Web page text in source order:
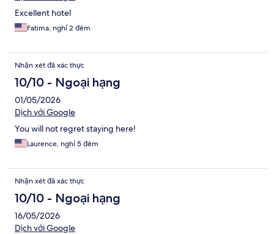
Excellent hotel
Fatima, nghỉ 2 đêm
Nhận xét đã xác thực
10/10 - Ngoại hạng
01/05/2026
Dịch với Google
You will not regret staying here!
Laurence, nghỉ 5 đêm
Nhận xét đã xác thực
10/10 - Ngoại hạng
16/05/2026
Dịch với Google